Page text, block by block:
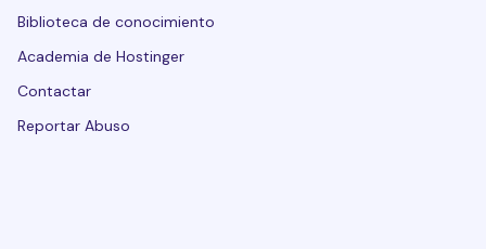
Biblioteca de conocimiento
Academia de Hostinger
Contactar
Reportar Abuso